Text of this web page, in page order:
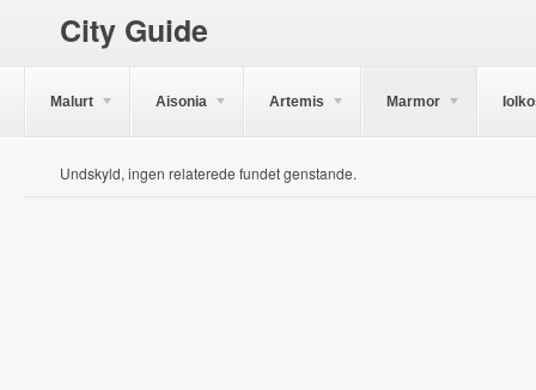
City Guide
Malurt Aisonia Artemis Marmor
Undskyld, ingen relaterede fundet genstande.